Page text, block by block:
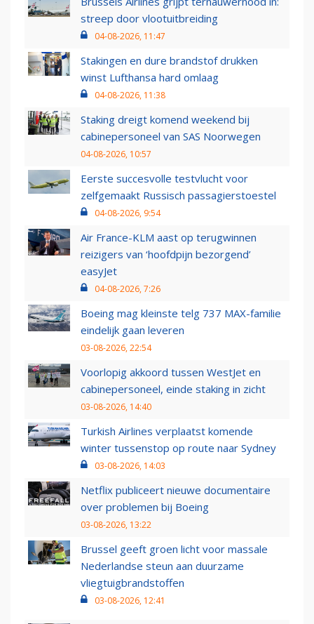
streep door vlootuitbreiding
04-08-2026, 11:47
Stakingen en dure brandstof drukken
winst Lufthansa hard omlaag
04-08-2026, 11:38
Staking dreigt komend weekend bij
cabinepersoneel van SAS Noorwegen
04-08-2026, 10:57
Eerste succesvolle testvlucht voor
zelfgemaakt Russisch passagierstoestel
04-08-2026, 9:54
Air France-KLM aast op terugwinnen
reizigers van ‘hoofdpijn bezorgend’
easyJet
04-08-2026, 7:26
Boeing mag kleinste telg 737 MAX-familie
eindelijk gaan leveren
03-08-2026, 22:54
Voorlopig akkoord tussen WestJet en
cabinepersoneel, einde staking in zicht
03-08-2026, 14:40
Turkish Airlines verplaatst komende
winter tussenstop op route naar Sydney
03-08-2026, 14:03
Netflix publiceert nieuwe documentaire
over problemen bij Boeing
03-08-2026, 13:22
Brussel geeft groen licht voor massale
Nederlandse steun aan duurzame
vliegtuigbrandstoffen
03-08-2026, 12:41